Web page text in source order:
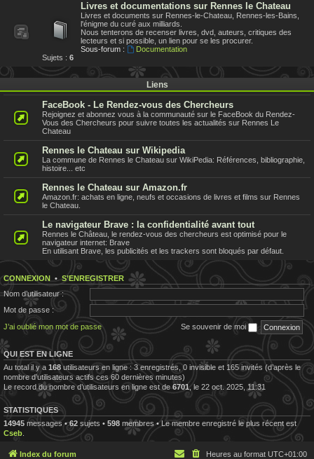
Livres et documentations sur Rennes le Chateau
Livres et documents sur Rennes-le-Chateau, Rennes-les-Bains,
l'énigme du curé aux milliards.
Nous tenterons de recenser livres, dvd, auteurs, critiques des
lecteurs et si possible, un lien pour se les procurer.
Sous-forum :
Documentation
Sujets : 6
Liens
FaceBook - Le Rendez-vous des Chercheurs
Rejoignez et abonnez vous à la communauté sur le FaceBook du Rendez-
Vous des Chercheurs pour suivre toutes les actualités sur Rennes Le
Chateau
Rennes le Chateau sur Wikipedia
La commune de Rennes le Chateau sur WikiPedia: Références, bibliographie,
histoire... etc
Rennes le Chateau sur Amazon.fr
Amazon.fr: achats en ligne, neufs et occasions de livres et films sur Rennes
le Chateau.
Le navigateur Brave : la confidentialité avant tout
Rennes le Château, le rendez-vous des chercheurs est optimisé pour le
navigateur internet: Brave
En utilisant Brave, les publicités et les trackers sont bloqués par défaut.
CONNEXION •S’ENREGISTRER
Nom d’utilisateur :
Mot de passe :
J’ai oublié mon mot de passe
Se souvenir de moi
QUI EST EN LIGNE
Au total il y a 168utilisateurs en ligne : 3 enregistrés, 0 invisible et 165 invités (d’après le
nombre d’utilisateurs actifs ces 60 dernières minutes)
Le record du nombre d’utilisateurs en ligne est de6701, le 22 oct. 2025, 11:31
STATISTIQUES
14945 messages •62 sujets • 598 membres • Le membre enregistré le plus récent est
Cseb
Index du forum Heures au format UTC+01:00